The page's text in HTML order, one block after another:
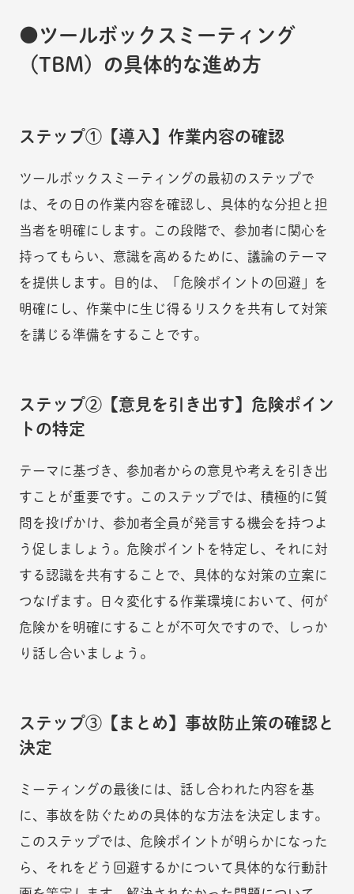
ツールボックスミーティング
（TBM）の具体的な進め方
ステップ①【導入】作業内容の確認
ツールボックスミーティングの最初のステップで
は、その日の作業内容を確認し、具体的な分担と担
当者を明確にします。この段階で、参加者に関心を
持ってもらい、意識を高めるために、議論のテーマ
を提供します。目的は、「危険ポイントの回避」を
明確にし、作業中に生じ得るリスクを共有して対策
を講じる準備をすることです。
ステップ②【意見を引き出す】危険ポイン
トの特定
テーマに基づき、参加者からの意見や考えを引き出
すことが重要です。このステップでは、積極的に質
問を投げかけ、参加者全員が発言する機会を持つよ
う促しましょう。危険ポイントを特定し、それに対
する認識を共有することで、具体的な対策の立案に
つなげます。日々変化する作業環境において、何が
危険かを明確にすることが不可欠ですので、しっか
り話し合いましょう。
ステップ③【まとめ】事故防止策の確認と
決定
ミーティングの最後には、話し合われた内容を基
に、事故を防ぐための具体的な方法を決定します。
このステップでは、危険ポイントが明らかになった
ら、それをどう回避するかについて具体的な行動計